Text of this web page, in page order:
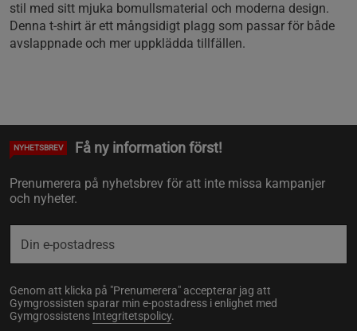
stil med sitt mjuka bomullsmaterial och moderna design.
Denna t-shirt är ett mångsidigt plagg som passar för både
avslappnade och mer uppklädda tillfällen.
NYHETSBREV Få ny information först!
Prenumerera på nyhetsbrev för att inte missa kampanjer
och nyheter.
Genom att klicka på "Prenumerera" accepterar jag att
Gymgrossisten sparar min e-postadress i enlighet med
Gymgrossistens Integritetspolicy.